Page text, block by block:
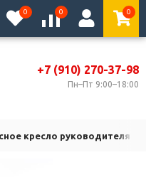
0 0 0
+7 (910) 270-37-98
Пн–Пт 9:00–18:00
кресло руководителя